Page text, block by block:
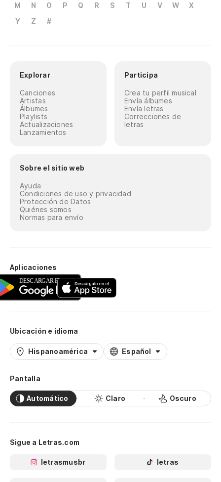
M
N O P Q R S T U V W
X
Y
Z #
Explorar
Canciones
Artistas
Álbumes
Playlists
Actualizaciones
Lanzamientos
Participa
Crea tu perfil musical
Envía álbumes
Envía letras
Correcciones de
letras
Sobre el sitio web
Ayuda
Condiciones de uso y privacidad
Protección de Datos
Quiénes somos
Normas para envío
Aplicaciones
Ubicación e idioma
Hispanoamérica Español
Pantalla
Automático Claro Oscuro
Sigue a Letras.com
letrasmusbr letras